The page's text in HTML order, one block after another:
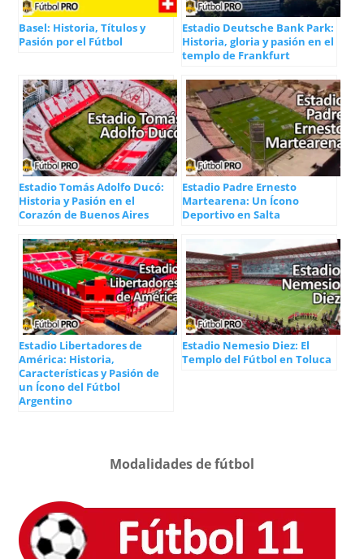
Basel: Historia, Títulos y
Pasión por el Fútbol
Estadio Deutsche Bank Park:
Historia, gloria y pasión en el
templo de Frankfurt
Estadio Tomás Adolfo Ducó:
Historia y Pasión en el
Corazón de Buenos Aires
Estadio Padre Ernesto
Martearena: Un Ícono
Deportivo en Salta
Estadio Libertadores de
América: Historia,
Características y Pasión de
un Ícono del Fútbol
Argentino
Estadio Nemesio Diez: El
Templo del Fútbol en Toluca
Modalidades de fútbol